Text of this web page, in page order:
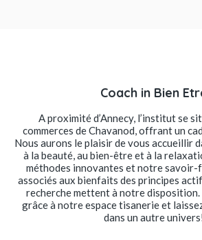
Coach in Bien
A proximité d’Annecy, l’institut se
commerces de Chavanod, offrant un
Nous aurons le plaisir de vous accueillir
à la beauté, au bien-être et à la
méthodes innovantes et notre savoir-
associés aux bienfaits des principes
recherche mettent à notre disposition.
grâce à notre espace tisanerie et
dans un autre